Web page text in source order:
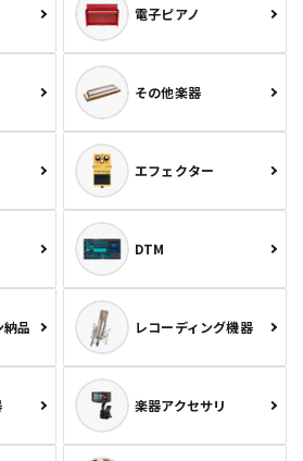
電子ピアノ
その他楽器
エフェクター
DTM
品 レコーディング機器
楽器アクセサリ